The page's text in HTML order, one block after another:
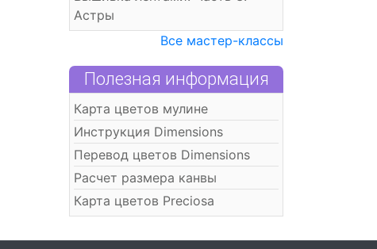
Астры
Все мастер-классы
Полезная информация
Карта цветов мулине
Инструкция Dimensions
Перевод цветов Dimensions
Расчет размера канвы
Карта цветов Preciosa